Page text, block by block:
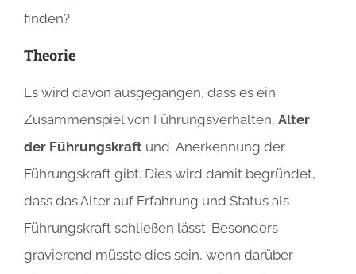
finden?
Theorie
Es wird davon ausgegangen, dass es ein
Zusammenspiel von Führungsverhalten, Alter
der Führungskraft und Anerkennung der
Führungskraft gibt. Dies wird damit begründet,
dass das Alter auf Erfahrung und Status als
Führungskraft schließen lässt. Besonders
gravierend müsste dies sein, wenn darüber